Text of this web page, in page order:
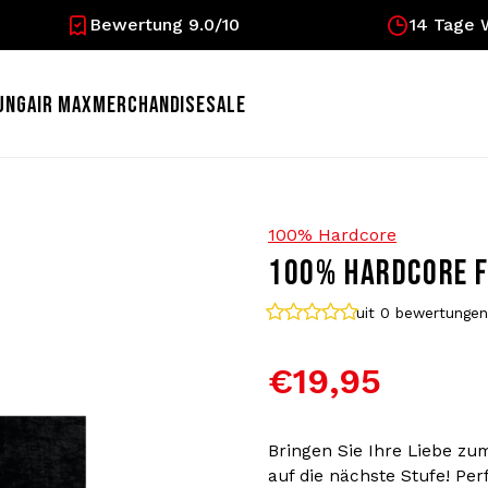
Bewertung 9.0/10 14 Tage
AIR MAXMERCHANDISESALE
100% Hardcore
100% HARDCORE
uit 0 bewertungen
€19,95
Bringen Sie Ihre Liebe
auf die nächste Stufe!